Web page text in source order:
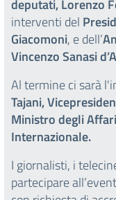
deputati, Lorenzo
interventi del
Giacomoni, e dell’
Vincenzo Sanasi
Al termine ci sarà
Tajani,
Ministro degli
Internazionale.
I giornalisti, i
partecipare